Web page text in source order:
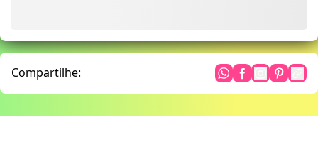
Compartilhe: